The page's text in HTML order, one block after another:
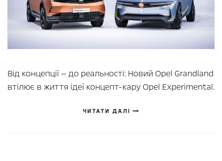
Від концепції — до реальності: Новий Opel Grandland
втілює в життя ідеї концепт-кару Opel Experimental.
ЧИТАТИ ДАЛІ